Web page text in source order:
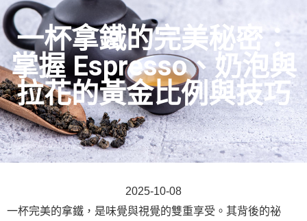
一杯拿鐵的完美秘密：
掌握 Espresso、奶泡與
拉花的黃金比例與技巧
2025-10-08
一杯完美的拿鐵，是味覺與視覺的雙重享受。其背後的祕